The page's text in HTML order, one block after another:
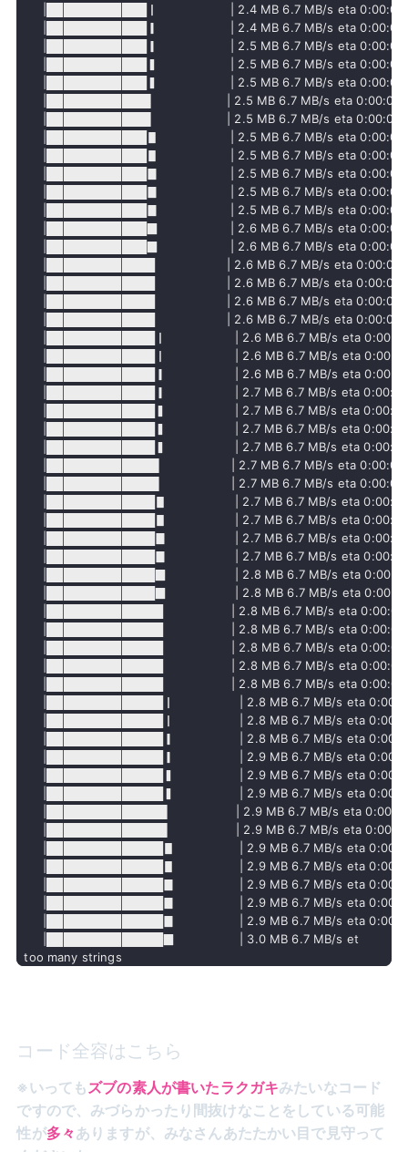
     |████████████▏                   | 2.4 MB 6.7 MB/s eta 0:00:01
     |████████████▎                   | 2.4 MB 6.7 MB/s eta 0:00:01
     |████████████▎                   | 2.5 MB 6.7 MB/s eta 0:00:01
     |████████████▍                   | 2.5 MB 6.7 MB/s eta 0:00:01
     |████████████▍                   | 2.5 MB 6.7 MB/s eta 0:00:01
     |████████████▌                   | 2.5 MB 6.7 MB/s eta 0:00:01
     |████████████▌                   | 2.5 MB 6.7 MB/s eta 0:00:01
     |████████████▋                   | 2.5 MB 6.7 MB/s eta 0:00:01
     |████████████▋                   | 2.5 MB 6.7 MB/s eta 0:00:01
     |████████████▊                   | 2.5 MB 6.7 MB/s eta 0:00:01
     |████████████▊                   | 2.5 MB 6.7 MB/s eta 0:00:01
     |████████████▊                   | 2.5 MB 6.7 MB/s eta 0:00:01
     |████████████▉                   | 2.6 MB 6.7 MB/s eta 0:00:01
     |████████████▉                   | 2.6 MB 6.7 MB/s eta 0:00:01
     |█████████████                   | 2.6 MB 6.7 MB/s eta 0:00:01
     |█████████████                   | 2.6 MB 6.7 MB/s eta 0:00:01
     |█████████████                   | 2.6 MB 6.7 MB/s eta 0:00:01
     |█████████████                   | 2.6 MB 6.7 MB/s eta 0:00:01
     |█████████████▏                  | 2.6 MB 6.7 MB/s eta 0:00:01
     |█████████████▏                  | 2.6 MB 6.7 MB/s eta 0:00:01
     |█████████████▎                  | 2.6 MB 6.7 MB/s eta 0:00:01
     |█████████████▎                  | 2.7 MB 6.7 MB/s eta 0:00:01
     |█████████████▍                  | 2.7 MB 6.7 MB/s eta 0:00:01
     |█████████████▍                  | 2.7 MB 6.7 MB/s eta 0:00:01
     |█████████████▍                  | 2.7 MB 6.7 MB/s eta 0:00:01
     |█████████████▌                  | 2.7 MB 6.7 MB/s eta 0:00:01
     |█████████████▌                  | 2.7 MB 6.7 MB/s eta 0:00:01
     |█████████████▋                  | 2.7 MB 6.7 MB/s eta 0:00:01
     |█████████████▋                  | 2.7 MB 6.7 MB/s eta 0:00:01
     |█████████████▊                  | 2.7 MB 6.7 MB/s eta 0:00:01
     |█████████████▊                  | 2.7 MB 6.7 MB/s eta 0:00:01
     |█████████████▉                  | 2.8 MB 6.7 MB/s eta 0:00:01
     |█████████████▉                  | 2.8 MB 6.7 MB/s eta 0:00:01
     |██████████████                  | 2.8 MB 6.7 MB/s eta 0:00:01
     |██████████████                  | 2.8 MB 6.7 MB/s eta 0:00:01
     |██████████████                  | 2.8 MB 6.7 MB/s eta 0:00:01
     |██████████████                  | 2.8 MB 6.7 MB/s eta 0:00:01
     |██████████████                  | 2.8 MB 6.7 MB/s eta 0:00:01
|██████████████▏                 | 2.8 MB 6.7 MB/s eta
|██████████████▏                 | 2.8 MB 6.7 MB/s eta
|██████████████▎                 | 2.8 MB 6.7 MB/s eta
|██████████████▎                 | 2.9 MB 6.7 MB/s eta
|██████████████▍                 | 2.9 MB 6.7 MB/s eta
|██████████████▍                 | 2.9 MB 6.7 MB/s eta
     |██████████████▌                 | 2.9 MB 6.7 MB/s eta 0:00:01
     |██████████████▌                 | 2.9 MB 6.7 MB/s eta 0:00:01
|██████████████▋                 | 2.9 MB 6.7 MB/s eta
|██████████████▋                 | 2.9 MB 6.7 MB/s eta
|██████████████▊                 | 2.9 MB 6.7 MB/s eta
|██████████████▊                 | 2.9 MB 6.7 MB/s eta
|██████████████▊                 | 2.9 MB 6.7 MB/s eta
     |██████████████▉                 | 3.0 MB 6.7 MB/s et
too many strings
コード全容はこちら
※いってもズブの素人が書いたラクガキみたいなコード
ですので、みづらかったり間抜けなことをしている可能
性が多々ありますが、みなさんあたたかい目で見守って